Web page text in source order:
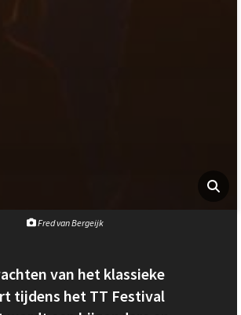
Fred van Bergeijk
van het klassieke
tijdens het TT Festival